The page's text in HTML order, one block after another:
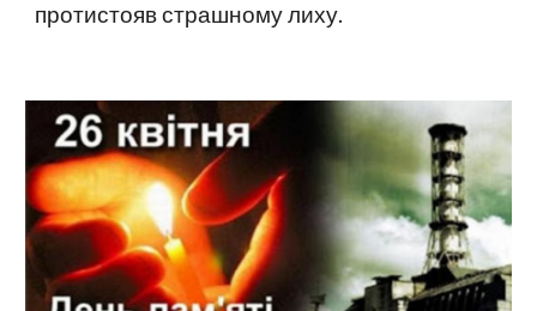
протистояв страшному лиху.